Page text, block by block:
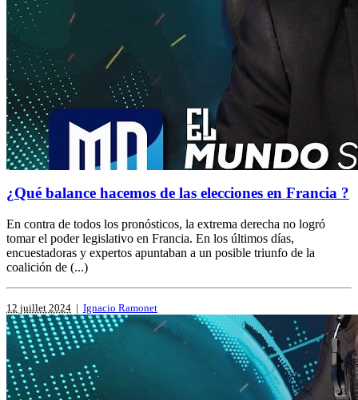
¿Qué balance hacemos de las elecciones en Francia ?
En contra de todos los pronósticos, la extrema derecha no logró
tomar el poder legislativo en Francia. En los últimos días,
encuestadoras y expertos apuntaban a un posible triunfo de la
coalición de (...)
12 juillet 2024 | Ignacio Ramonet